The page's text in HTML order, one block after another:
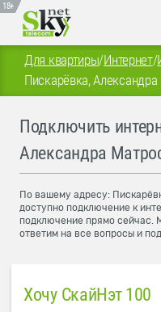
18+
Для квартиры/Интернет/
Пискарёвка,
Подключить
Александра
По вашему адресу:
доступно подключение к
подключение прямо сейчас.
ответим на все вопросы и
Хочу СкайНэт 100